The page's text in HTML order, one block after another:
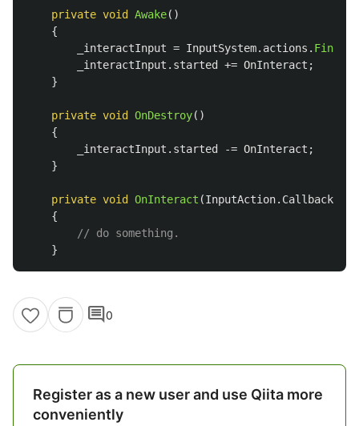
private void Awake()
{
_interactInput = InputSystem. actions .
_interactInput . started += OnInteract ;
}
private void OnDestroy()
{
_interactInput . started -= OnInteract ;
}
private void OnInteract (InputAction.
{
// do something.
}
comment0
Register as a new user and use Qiita more
conveniently